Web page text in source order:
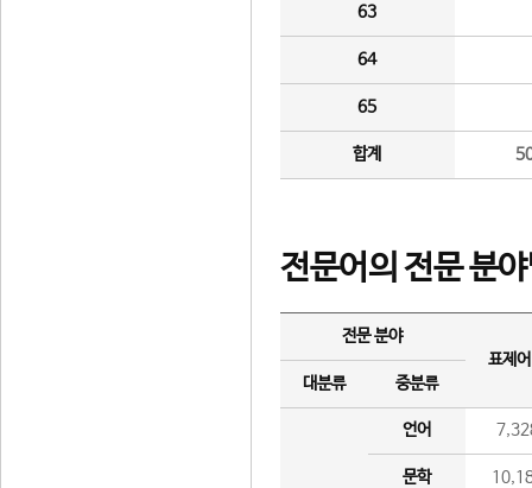
63
64
65
합계
전문어의 전문 분
전문 분야
표제
대분류
중분류
언어
문학